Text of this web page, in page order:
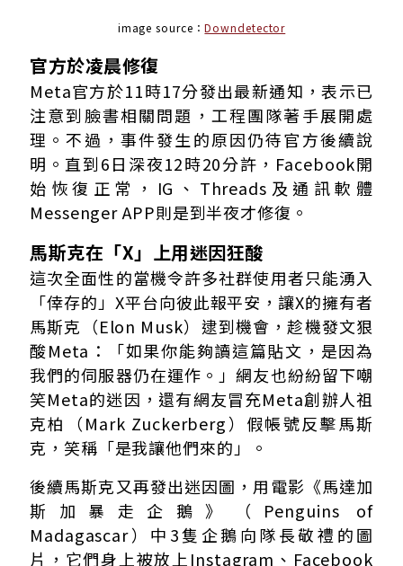
image source：Downdetector
官方於凌晨修復
Meta官方於11時17分發出最新通知，表示已
注意到臉書相關問題，工程團隊著手展開處
理。不過，事件發生的原因仍待官方後續說
明。直到6日深夜12時20分許，Facebook開
始恢復正常，IG、Threads及通訊軟體
Messenger APP則是到半夜才修復。
馬斯克在「X」上用迷因狂酸
這次全面性的當機令許多社群使用者只能湧入
「倖存的」X平台向彼此報平安，讓X的擁有者
馬斯克（Elon Musk）逮到機會，趁機發文狠
酸Meta：「如果你能夠讀這篇貼文，是因為
我們的伺服器仍在運作。」網友也紛紛留下嘲
笑Meta的迷因，還有網友冒充Meta創辦人祖
克柏（Mark Zuckerberg）假帳號反擊馬斯
克，笑稱「是我讓他們來的」。
後續馬斯克又再發出迷因圖，用電影《馬達加
斯加暴走企鵝》（Penguins of
Madagascar）中3隻企鵝向隊長敬禮的圖
片，它們身上被放上Instagram、Facebook